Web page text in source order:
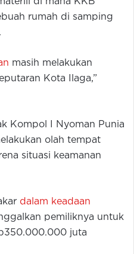
rumah di samping
masih melakukan
Kota Ilaga,”
Kompol I Nyoman Punia
olah tempat
situasi keamanan
dalam keadaan
pemiliknya untuk
juta